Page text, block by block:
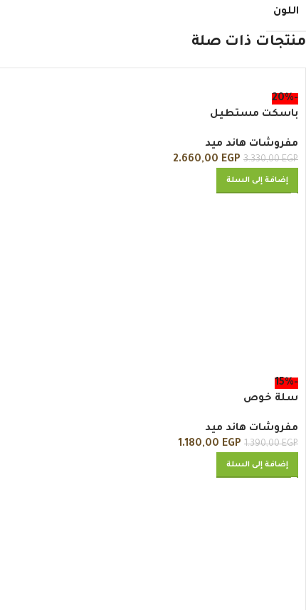
اللون
منتجات ذات صلة
-20%
باسكت مستطيل
مفروشات هاند ميد
3.330,00EGP
2.660,00 EGP
إضافة إلى السلة
-15%
سلة خوص
مفروشات هاند ميد
1.390,00EGP
1.180,00 EGP
إضافة إلى السلة